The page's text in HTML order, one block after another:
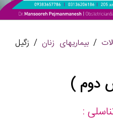
/بیماریهای زنان / زگیل
دوم )
: